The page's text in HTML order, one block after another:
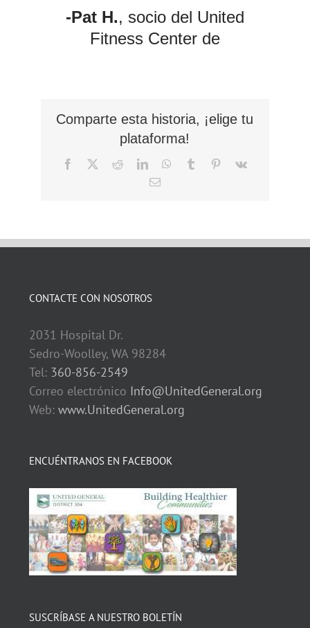
-Pat H., socio del United
Fitness Center de
Comparte esta historia, ¡elige tu
plataforma!
Facebook RedditLinkedInWhatsApp
Tumblr Pinterest
Vk
Correo
CONTACTE CON NOSOTROS
2031 Hospital Dr.
Sedro-Woolley, WA 98284
Tel: 360-856-2549
Correo electrónico Info@UnitedGeneral.org
Web:www.UnitedGeneral.org
ENCUÉNTRANOS EN FACEBOOK
SUSCRÍBASE A NUESTRO BOLETÍN